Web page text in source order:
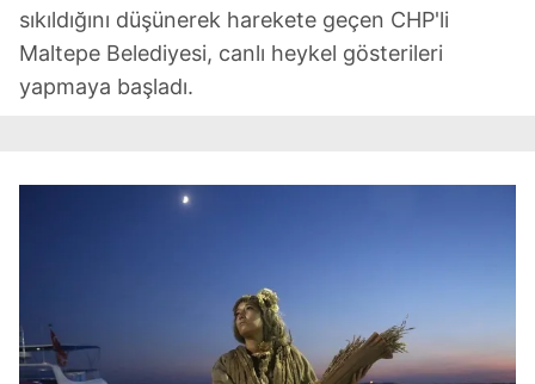
sıkıldığını düşünerek harekete geçen CHP'li
Maltepe Belediyesi, canlı heykel gösterileri
yapmaya başladı.